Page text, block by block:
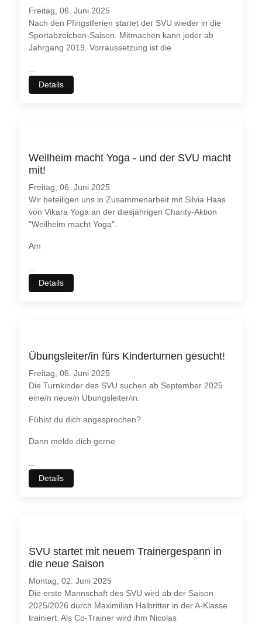
Freitag, 06. Juni 2025
Nach den Pfingstferien startet der SVU wieder in die
Sportabzeichen-Saison. Mitmachen kann jeder ab
Jahrgang 2019. Vorraussetzung ist die
Details
Weilheim macht Yoga - und der SVU macht
mit!
Freitag, 06. Juni 2025
Wir beteiligen uns in Zusammenarbeit mit Silvia Haas
von Vikara Yoga an der diesjährigen Charity-Aktion
"Weilheim macht Yoga".
Am
Details
Übungsleiter/in fürs Kinderturnen gesucht!
Freitag, 06. Juni 2025
Die Turnkinder des SVU suchen ab September 2025
eine/n neue/n Übungsleiter/in.
Fühlst du dich angesprochen?
Dann melde dich gerne
Details
SVU startet mit neuem Trainergespann in
die neue Saison
Montag, 02. Juni 2025
Die erste Mannschaft des SVU wird ab der Saison
2025/2026 durch Maximilian Halbritter in der A-Klasse
trainiert. Als Co-Trainer wird ihm Nicolas